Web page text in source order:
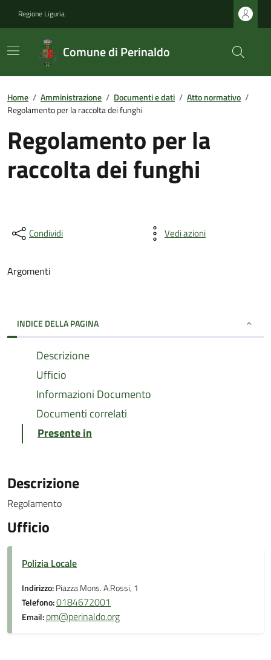
Regione Liguria
Comune di Perinaldo
Home / Amministrazione / Documenti e dati / Atto normativo /
Regolamento per la raccolta dei funghi
Regolamento per la
raccolta dei funghi
Condividi Vedi azioni
Argomenti
INDICE DELLA PAGINA
Descrizione
Ufficio
Informazioni Documento
Documenti correlati
Presente in
Descrizione
Regolamento
Ufficio
Polizia Locale
Indirizzo:Piazza Mons. A.Rossi, 1
Telefono:0184672001
Email:pm@perinaldo.org